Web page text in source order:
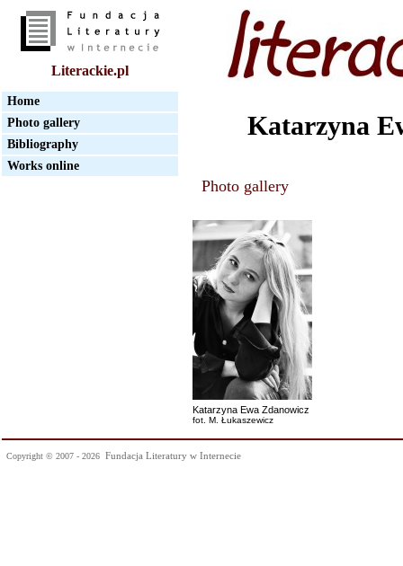
Literackie.pl
Home
Photo gallery
Bibliography
Works online
Katarzyna
Photo gallery
Katarzyna Ewa Zdanowicz
fot. M. Łukaszewicz
Copyright © 2007 - 2026 Fundacja Literatury w Internecie